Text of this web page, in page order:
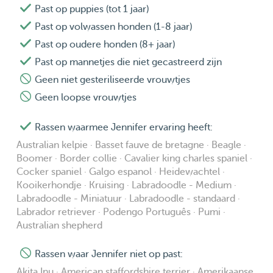
Kleine en middelgrote honden zijn meer dan welkom
geldt als je een keer een avondje weg wilt en het een keer
niet handig is om de hond mee te nemen..
Ik woon op een heerlijke plek aan de rand van het bos.
aandacht tekort komt. Ik heb zelf 2 katten en om het voor
hun niet te druk in huis te maken heb ik maximaal 2
daycare/logeerhonden. Mijn katten zijn honden van jongs
af aan gewend 😊 Het is fijn als jouw hond ook katten
gewend is.
Mocht het om een langere periode gaan, of zo uitkomen,
dan pas ik samen met mijn lieve buurvrouw op de
logeerhond. Zij is net zo dol op honden en katten als ik. En
Past op puppies (tot 1 jaar)
Past op volwassen honden (1-8 jaar)
Past op oudere honden (8+ jaar)
Past op mannetjes die niet gecastreerd zijn
Geen niet gesteriliseerde vrouwtjes
Geen loopse vrouwtjes
Rassen waarmee Jennifer ervaring heeft:
Australian kelpie · Basset fauve de bretagne · Beagle ·
Boomer · Border collie · Cavalier king charles spaniel ·
Cocker spaniel · Galgo espanol · Heidewachtel ·
Kooikerhondje · Kruising · Labradoodle - Medium ·
Labradoodle - Miniatuur · Labradoodle - standaard ·
Labrador retriever · Podengo Português · Pumi ·
Australian shepherd
Rassen waar Jennifer niet op past: